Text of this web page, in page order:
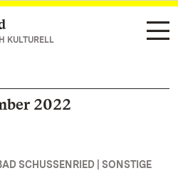
KULTURELL
2022
SCHUSSENRIED | SONSTIGE